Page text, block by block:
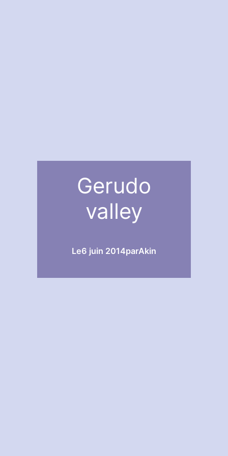
Gerudo
valley
Le6 juin 2014parAkin